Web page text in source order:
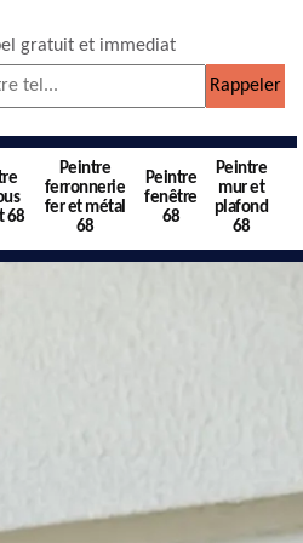
gratuit et immediat
68
Peintre
ferronnerie
fer et métal
68
Peintre
fenêtre
68
Peintre
mur et
plafond
68